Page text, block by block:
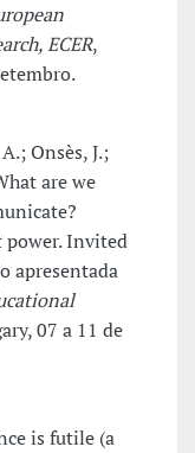
ECER,
Onsès, J.;
are we
power. Invited
apresentada
07 a 11 de
is futile (a